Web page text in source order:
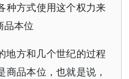
种方式使用这个权力来
品本位
地方和几个世纪的过程
品本位，也就是说，